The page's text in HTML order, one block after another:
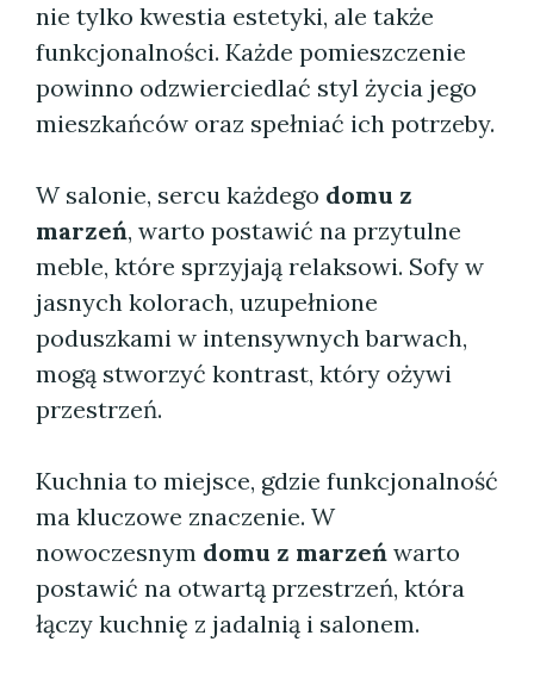
nie tylko kwestia estetyki, ale także
funkcjonalności. Każde pomieszczenie
powinno odzwierciedlać styl życia jego
mieszkańców oraz spełniać ich potrzeby.
W salonie, sercu każdego domu z
marzeń, warto postawić na przytulne
meble, które sprzyjają relaksowi. Sofy w
jasnych kolorach, uzupełnione
poduszkami w intensywnych barwach,
mogą stworzyć kontrast, który ożywi
przestrzeń.
Kuchnia to miejsce, gdzie funkcjonalność
ma kluczowe znaczenie. W
nowoczesnym domu z marzeń warto
postawić na otwartą przestrzeń, która
łączy kuchnię z jadalnią i salonem.